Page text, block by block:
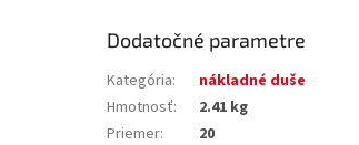
Dodatočné parametre
Kategória:
nákladné duše
Hmotnosť:
2.41 kg
Priemer:
20